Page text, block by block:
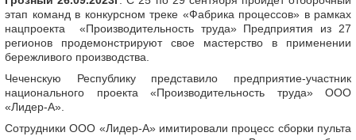
ОБРАТНАЯ СВЯЗЬ
этап команд в конкурсном треке «Фабрика процессов» в рамках
нацпроекта «Производительность труда» Предприятия из 27
регионов продемонстрируют свое мастерство в применении
бережливого производства.
Чеченскую Республику представило предприятие-участник
национального проекта «Производительность труда» ООО
«Лидер-А».
Сотрудники ООО «Лидер-А» имитировали процесс сборки пульта